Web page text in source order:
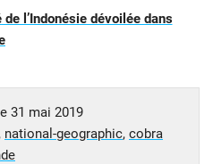
de l’Indonésie dévoilée dans
31 mai 2019
, national-geographic, cobra